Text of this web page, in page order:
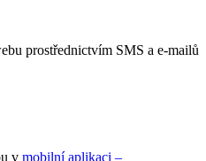
prostřednictvím SMS a e-mailů
v mobilní aplikaci –